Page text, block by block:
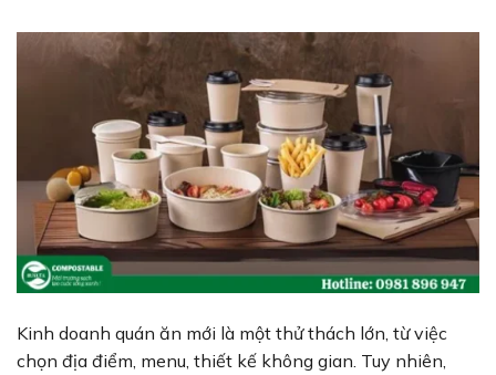
Kinh doanh quán ăn mới là một thử thách lớn, từ việc
chọn địa điểm, menu, thiết kế không gian. Tuy nhiên,